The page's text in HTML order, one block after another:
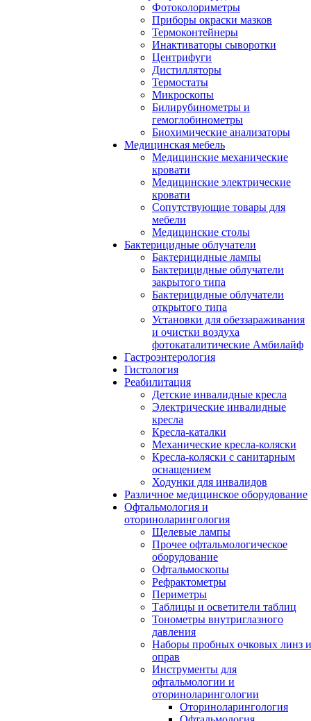
Фотоколориметры
Приборы окраски мазков
Термоконтейнеры
Инактиваторы сыворотки
Центрифуги
Дистилляторы
Термостаты
Микроскопы
Билирубинометры и
гемоглобинометры
Биохимические анализаторы
Медицинская мебель
Медицинские механические
кровати
Медицинские электрические
кровати
Сопутствующие товары для
мебели
Медицинские столы
Бактерицидные облучатели
Бактерицидные лампы
Бактерицидные облучатели
закрытого типа
Бактерицидные облучатели
открытого типа
Установки для обеззараживания
и очистки воздуха
фотокаталитические Амбилайф
Гастроэнтерология
Гистология
Реабилитация
Детские инвалидные кресла
Электрические инвалидные
кресла
Кресла-каталки
Механические кресла-коляски
Кресла-коляски с санитарным
оснащением
Ходунки для инвалидов
Различное медицинское оборудование
Офтальмология и
оториноларингология
Щелевые лампы
Прочее офтальмологическое
оборудование
Офтальмоскопы
Рефрактометры
Периметры
Таблицы и осветители таблиц
Тонометры внутриглазного
давления
Наборы пробных очковых линз и
оправ
Инструменты для
офтальмологии и
оториноларингологии
Оториноларингология